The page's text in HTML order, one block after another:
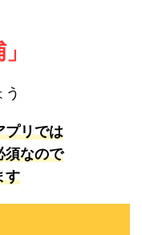
プリでは
須なので
す